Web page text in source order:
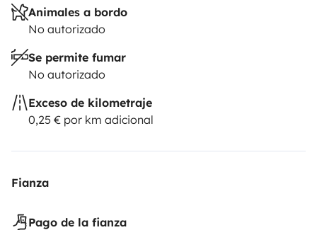
Animales a bordo
No autorizado
Se permite fumar
No autorizado
Exceso de kilometraje
0,25 € por km adicional
Fianza
Pago de la fianza